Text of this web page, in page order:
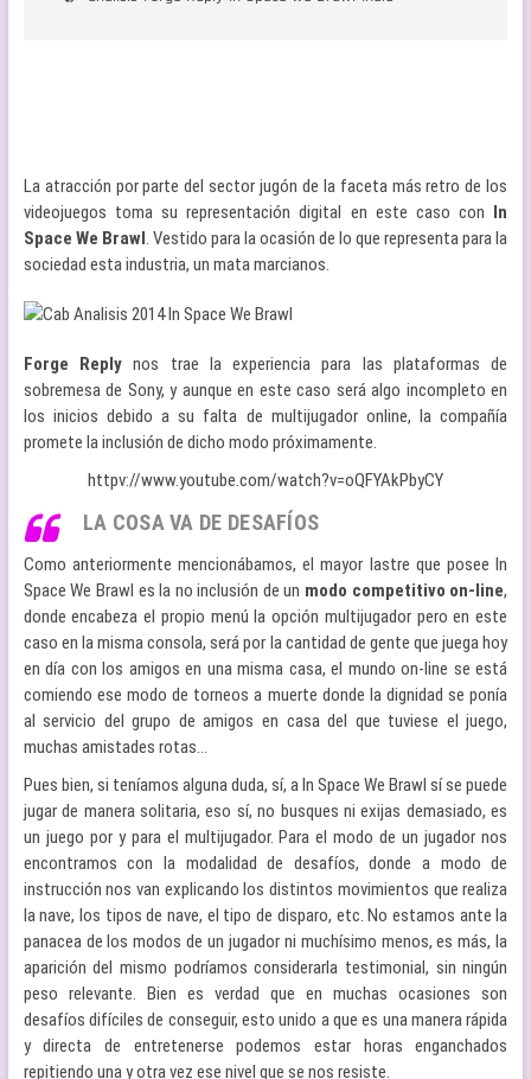
La atracción por parte del sector jugón de la faceta más retro de los
videojuegos toma su representación digital en este caso con In
Space We Brawl. Vestido para la ocasión de lo que representa para la
sociedad esta industria, un mata marcianos.
Forge Reply nos trae la experiencia para las plataformas de
sobremesa de Sony, y aunque en este caso será algo incompleto en
los inicios debido a su falta de multijugador online, la compañía
promete la inclusión de dicho modo próximamente.
httpv://www.youtube.com/watch?v=oQFYAkPbyCY
LA COSA VA DE DESAFÍOS
Como anteriormente mencionábamos, el mayor lastre que posee In
Space We Brawl es la no inclusión de un modo competitivo on-line,
donde encabeza el propio menú la opción multijugador pero en este
caso en la misma consola, será por la cantidad de gente que juega hoy
en día con los amigos en una misma casa, el mundo on-line se está
comiendo ese modo de torneos a muerte donde la dignidad se ponía
al servicio del grupo de amigos en casa del que tuviese el juego,
muchas amistades rotas…
Pues bien, si teníamos alguna duda, sí, a In Space We Brawl sí se puede
jugar de manera solitaria, eso sí, no busques ni exijas demasiado, es
un juego por y para el multijugador. Para el modo de un jugador nos
encontramos con la modalidad de desafíos, donde a modo de
instrucción nos van explicando los distintos movimientos que realiza
la nave, los tipos de nave, el tipo de disparo, etc. No estamos ante la
panacea de los modos de un jugador ni muchísimo menos, es más, la
aparición del mismo podríamos considerarla testimonial, sin ningún
peso relevante. Bien es verdad que en muchas ocasiones son
desafíos difíciles de conseguir, esto unido a que es una manera rápida
y directa de entretenerse podemos estar horas enganchados
repitiendo una y otra vez ese nivel que se nos resiste.